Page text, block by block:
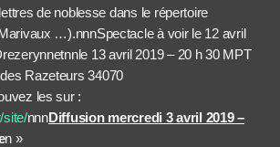
de noblesse dans le répertoire
…).nnnSpectacle à voir le 12 avril
13 avril 2019 – 20 h 30 MPT
Razeteurs 34070
les sur :
site/nnnDiffusion mercredi 3 avril 2019 –
n »